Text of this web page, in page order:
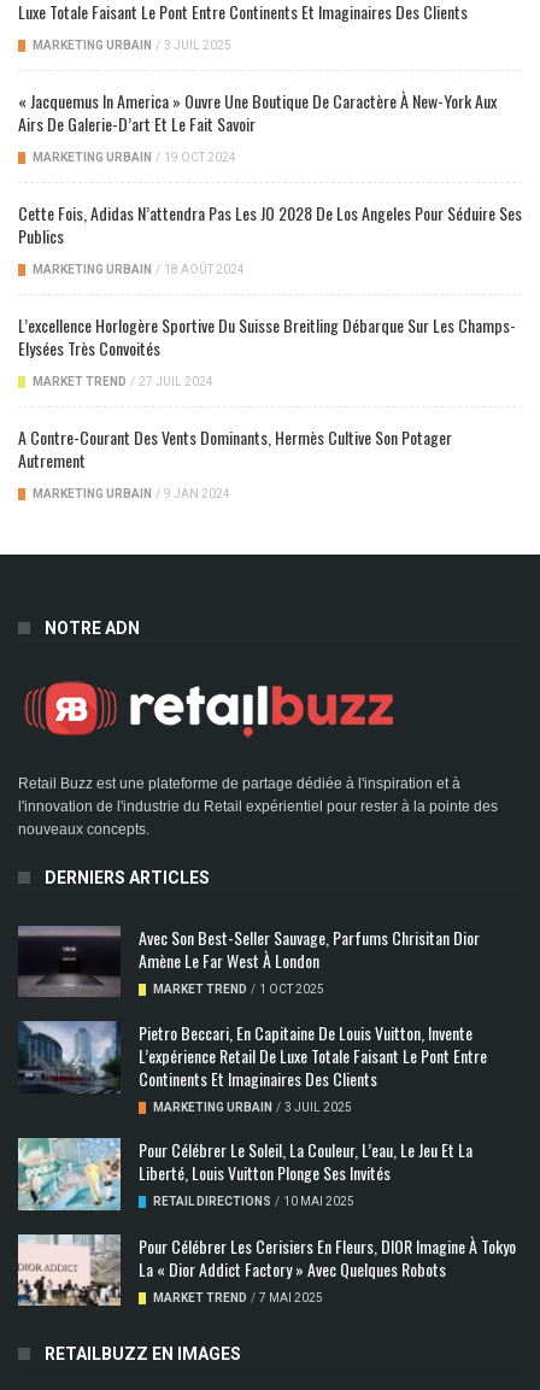
Luxe Totale Faisant Le Pont Entre Continents Et Imaginaires Des Clients
MARKETING URBAIN / 3 JUIL 2025
« Jacquemus In America » Ouvre Une Boutique De Caractère À New-York Aux
Airs De Galerie-D’art Et Le Fait Savoir
MARKETING URBAIN / 19 OCT 2024
Cette Fois, Adidas N’attendra Pas Les JO 2028 De Los Angeles Pour Séduire Ses
Publics
MARKETING URBAIN / 18 AOÛT 2024
L’excellence Horlogère Sportive Du Suisse Breitling Débarque Sur Les Champs-
Elysées Très Convoités
MARKET TREND / 27 JUIL 2024
A Contre-Courant Des Vents Dominants, Hermès Cultive Son Potager
Autrement
MARKETING URBAIN / 9 JAN 2024
NOTRE ADN
Retail Buzz est une plateforme de partage dédiée à l'inspiration et à
l'innovation de l'industrie du Retail expérientiel pour rester à la pointe des
nouveaux concepts.
DERNIERS ARTICLES
Avec Son Best-Seller Sauvage, Parfums Chrisitan Dior
Amène Le Far West À London
MARKET TREND / 1 OCT 2025
Pietro Beccari, En Capitaine De Louis Vuitton, Invente
L’expérience Retail De Luxe Totale Faisant Le Pont Entre
Continents Et Imaginaires Des Clients
MARKETING URBAIN / 3 JUIL 2025
Pour Célébrer Le Soleil, La Couleur, L’eau, Le Jeu Et La
Liberté, Louis Vuitton Plonge Ses Invités
RETAIL DIRECTIONS / 10 MAI 2025
Pour Célébrer Les Cerisiers En Fleurs, DIOR Imagine À Tokyo
La « Dior Addict Factory » Avec Quelques Robots
MARKET TREND / 7 MAI 2025
RETAILBUZZ EN IMAGES